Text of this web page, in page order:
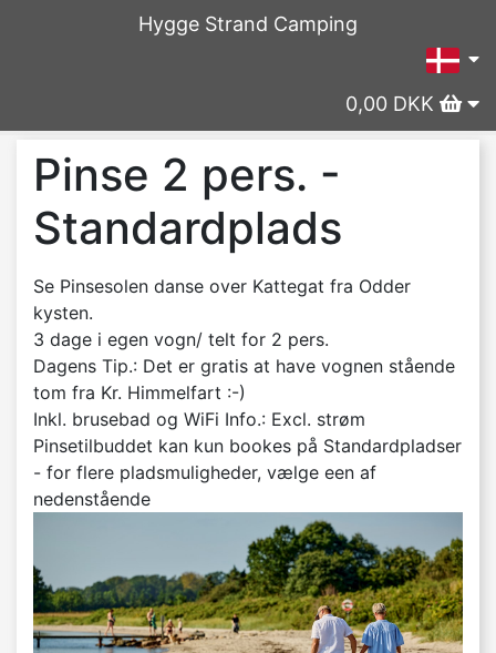
Hygge Strand Camping
0,00 DKK
Pinse 2 pers. -
Standardplads
Se Pinsesolen danse over Kattegat fra Odder
kysten.
3 dage i egen vogn/ telt for 2 pers.
Dagens Tip.: Det er gratis at have vognen stående
tom fra Kr. Himmelfart :-)
Inkl. brusebad og WiFi Info.: Excl. strøm
Pinsetilbuddet kan kun bookes på Standardpladser
- for flere pladsmuligheder, vælge een af
nedenstående